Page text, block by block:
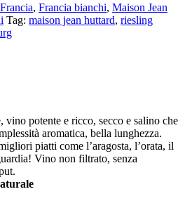
Francia, Francia bianchi, Maison Jean
Tag: maison jean huttard, riesling
vino potente e ricco, secco e salino che
aromatica, bella lunghezza.
piatti come l’aragosta, l’orata, il
Vino non filtrato, senza